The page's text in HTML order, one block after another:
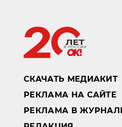
СКАЧАТЬ МЕДИАКИТ
РЕКЛАМА НА САЙТЕ
РЕКЛАМА В